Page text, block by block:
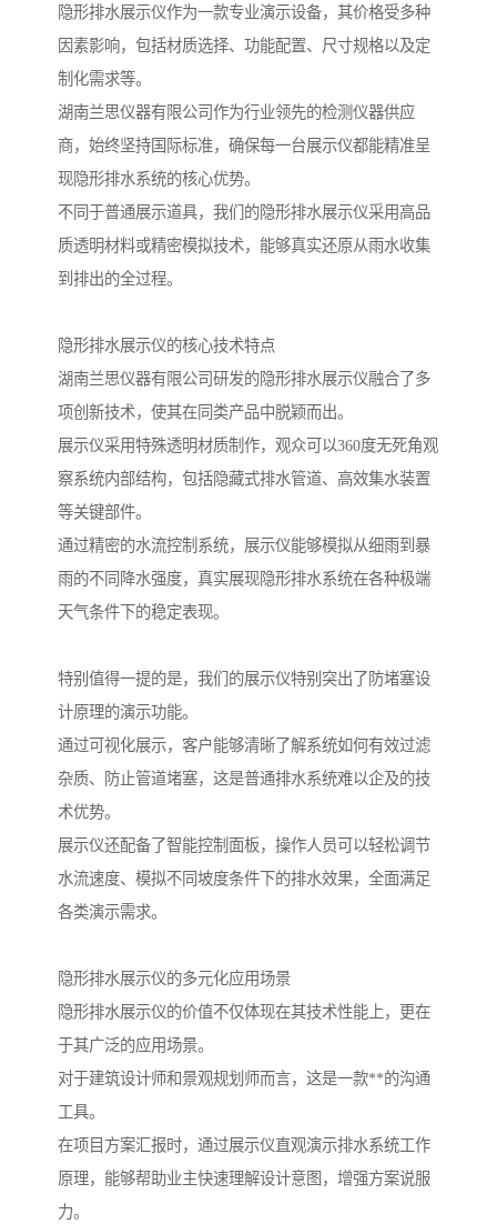
隐形排水展示仪作为一款专业演示设备，其价格受多种
因素影响，包括材质选择、功能配置、尺寸规格以及定
制化需求等。
湖南兰思仪器有限公司作为行业领先的检测仪器供应
商，始终坚持国际标准，确保每一台展示仪都能精准呈
现隐形排水系统的核心优势。
不同于普通展示道具，我们的隐形排水展示仪采用高品
质透明材料或精密模拟技术，能够真实还原从雨水收集
到排出的全过程。
隐形排水展示仪的核心技术特点
湖南兰思仪器有限公司研发的隐形排水展示仪融合了多
项创新技术，使其在同类产品中脱颖而出。
展示仪采用特殊透明材质制作，观众可以360度无死角观
察系统内部结构，包括隐藏式排水管道、高效集水装置
等关键部件。
通过精密的水流控制系统，展示仪能够模拟从细雨到暴
雨的不同降水强度，真实展现隐形排水系统在各种极端
天气条件下的稳定表现。
特别值得一提的是，我们的展示仪特别突出了防堵塞设
计原理的演示功能。
通过可视化展示，客户能够清晰了解系统如何有效过滤
杂质、防止管道堵塞，这是普通排水系统难以企及的技
术优势。
展示仪还配备了智能控制面板，操作人员可以轻松调节
水流速度、模拟不同坡度条件下的排水效果，全面满足
各类演示需求。
隐形排水展示仪的多元化应用场景
隐形排水展示仪的价值不仅体现在其技术性能上，更在
于其广泛的应用场景。
对于建筑设计师和景观规划师而言，这是一款**的沟通
工具。
在项目方案汇报时，通过展示仪直观演示排水系统工作
原理，能够帮助业主快速理解设计意图，增强方案说服
力。